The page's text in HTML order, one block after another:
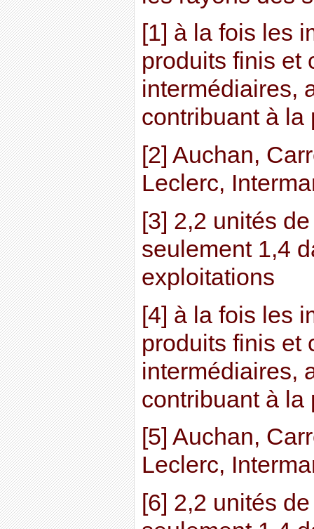
[1] à la fois les
produits finis et
intermédiaires,
contribuant à la
[2] Auchan,
Leclerc,
[3] 2,2 unités
seulement 1,4
exploitations
[4] à la fois les
produits finis et
intermédiaires,
contribuant à la
[5] Auchan,
Leclerc,
[6] 2,2 unités